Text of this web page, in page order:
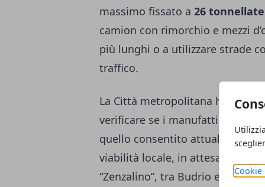
Cookie
massimo fissato a 26 tonnellate
camion con rimorchio e mezzi
più lunghi o a utilizzare strade
traffico.
La Città metropolitana ha
verificare se i manufatti
quello consentito attualmente.
viabilità locale, in attesa della
“Zenzalino”, tra Budrio e